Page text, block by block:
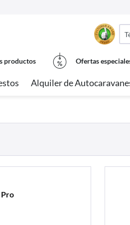
productos Ofertas
Alquiler de